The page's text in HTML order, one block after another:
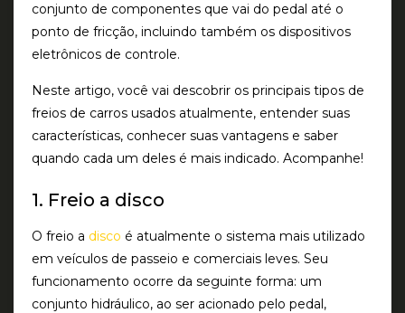
conjunto de componentes que vai do pedal até o
ponto de fricção, incluindo também os dispositivos
eletrônicos de controle.
Neste artigo, você vai descobrir os principais tipos de
freios de carros usados atualmente, entender suas
características, conhecer suas vantagens e saber
quando cada um deles é mais indicado. Acompanhe!
1. Freio a disco
O freio a disco é atualmente o sistema mais utilizado
em veículos de passeio e comerciais leves. Seu
funcionamento ocorre da seguinte forma: um
conjunto hidráulico, ao ser acionado pelo pedal,